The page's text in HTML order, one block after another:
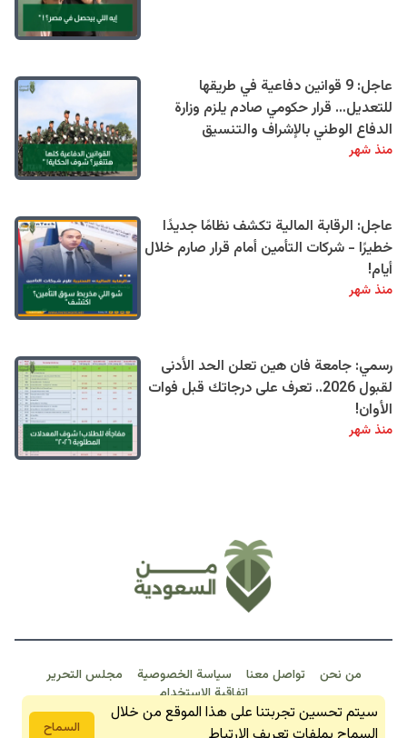
خبـر عـاجـل
عاجل: 9 قوانين دفاعية في طريقها
للتعديل… قرار حكومي صادم يلزم وزارة
الدفاع الوطني بالإشراف والتنسيق
منذ شهر
عاجل: الرقابة المالية تكشف نظامًا جديدًا
خطيرًا - شركات التأمين أمام قرار صارم خلال
أيام!
منذ شهر
رسمي: جامعة فان هين تعلن الحد الأدنى
لقبول 2026.. تعرف على درجاتك قبل فوات
الأوان!
منذ شهر
من نحن تواصل معنا سياسة الخصوصية
مجلس التحرير
اتفاقية الاستخدام
من السعودية 2026 © جمبع الحقوق محفوظة
سيتم تحسين تجربتنا على هذا الموقع من خلال
السماح